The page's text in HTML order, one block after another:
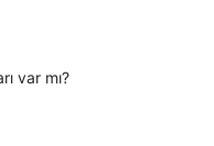
var mı?